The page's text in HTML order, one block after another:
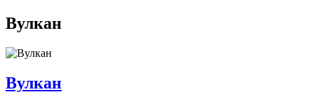
Вулкан
Вулкан